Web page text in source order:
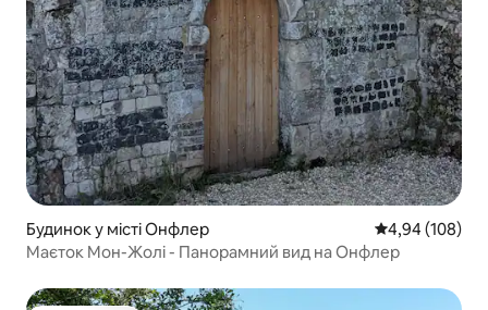
Будинок у місті Онфлер Середня
4,94 (108)
Маєток Мон-Жолі - Панорамний вид на Онфлер